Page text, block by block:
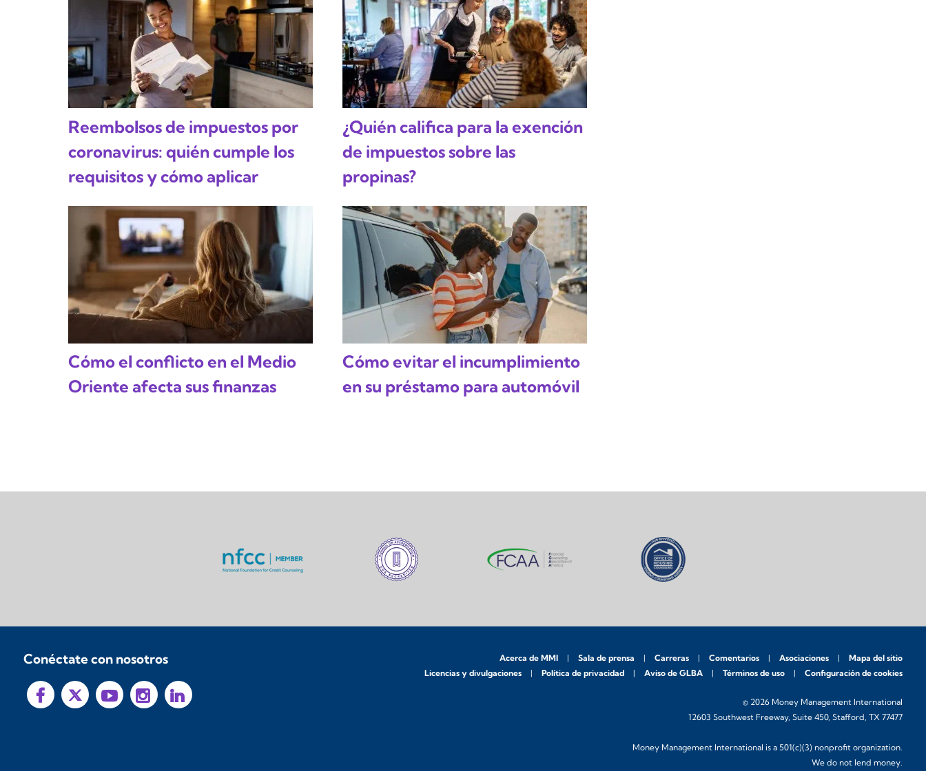
Reembolsos de impuestos por
coronavirus: quién cumple los
requisitos y cómo aplicar
¿Quién califica para la exención
de impuestos sobre las
propinas?
Cómo el conflicto en el Medio
Oriente afecta sus finanzas
Cómo evitar el incumplimiento
en su préstamo para automóvil
Conéctate con nosotros Acerca de MMI Sala de prensa Carreras Comentarios Asociaciones
Mapa del sitio
Licencias y divulgaciones
Política de privacidad Aviso de GLBA Términos de uso Configuración de cookies
© 2026 Money Management International
12603 Southwest Freeway, Suite 450, Stafford, TX 77477
Money Management International is a 501(c)(3) nonprofit organization.
We do not lend money.